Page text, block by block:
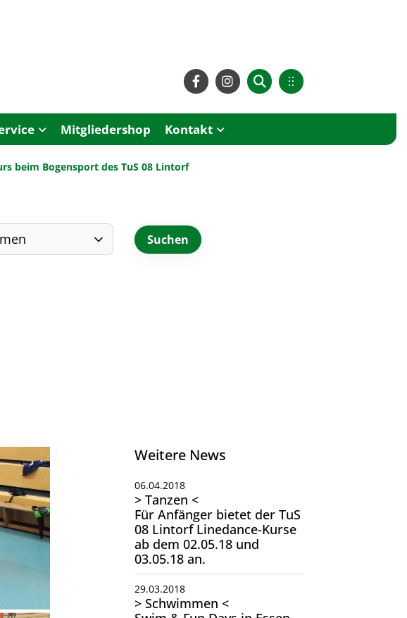
Mitgliedershop Kontakt
beim Bogensport des TuS 08 Lintorf
Weitere News
06.04.2018
> Tanzen <
Für Anfänger bietet der TuS
08 Lintorf Linedance-Kurse
ab dem 02.05.18 und
03.05.18 an.
29.03.2018
> Schwimmen <